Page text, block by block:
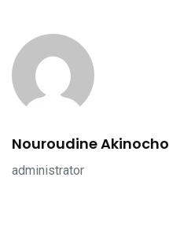
Nouroudine Akinocho
administrator